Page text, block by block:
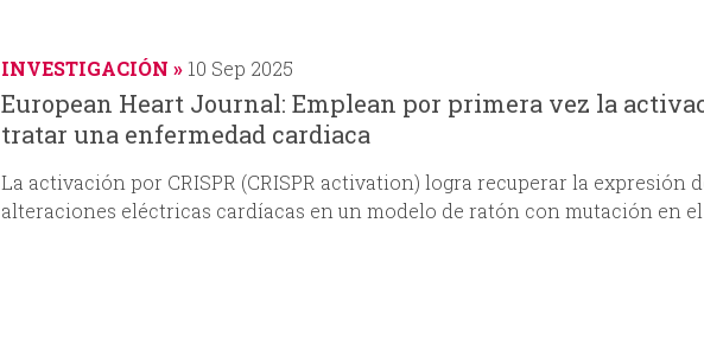
INVESTIGACIÓN 10 Sep 2025
European Heart Journal: Emplean por primera vez la
tratar una enfermedad cardiaca
La activación por CRISPR (CRISPR activation) logra recuperar la expresión
alteraciones eléctricas cardíacas en un modelo de ratón con mutación en el